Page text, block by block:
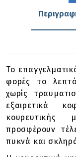
Το
φορές το
χωρίς
εξαιρετικά
προσφέρουν
πυκνά και